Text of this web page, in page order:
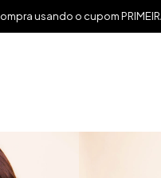
o cupom